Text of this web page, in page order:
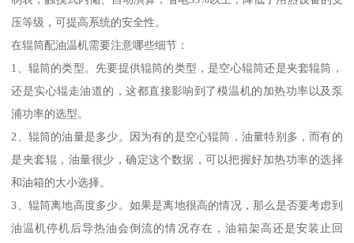
压等级，可提高系统的安全性。
在辊筒配油温机需要注意哪些细节：
1、辊筒的类型。先要提供辊筒的类型，是空心辊筒还是夹套辊筒，
还是实心辊走油道的，这都直接影响到了模温机的加热功率以及泵
浦功率的选型。
2、辊筒的油量是多少。因为有的是空心辊筒，油量特别多，而有的
是夹套辊，油量很少，确定这个数据，可以把握好加热功率的选择
和油箱的大小选择。
3、辊筒离地高度多少。如果是离地很高的情况，那么是否要考虑到
油温机停机后导热油会倒流的情况存在，油箱架高还是安装止回